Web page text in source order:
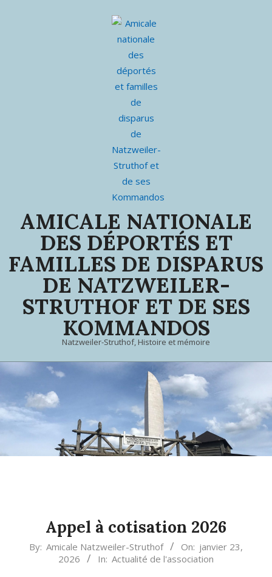
AMICALE NATIONALE
DES DÉPORTÉS ET
FAMILLES DE DISPARUS
DE NATZWEILER-
STRUTHOF ET DE SES
KOMMANDOS
Natzweiler-Struthof, Histoire et mémoire
Appel à cotisation 2026
By: Amicale Natzweiler-Struthof On: janvier 23,
2026
In: Actualité de l'association